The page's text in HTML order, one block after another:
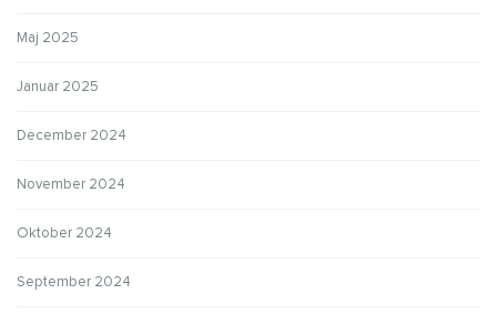
Maj 2025
Januar 2025
December 2024
November 2024
Oktober 2024
September 2024